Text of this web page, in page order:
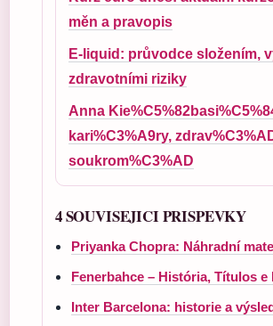
měn a pravopis
E-liquid: průvodce složením,
zdravotními riziky
Anna
kari%C3%A9ry,
soukrom%C3%AD
4 SOUVISEJICI PRISPEVKY
Priyanka Chopra: Náhradní
Fenerbahce – História, Títulos
Inter Barcelona: historie a